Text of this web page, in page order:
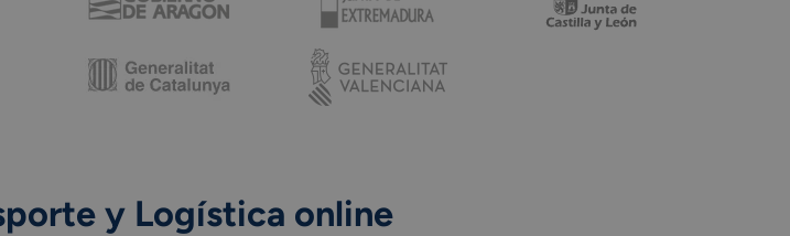
y Logística online